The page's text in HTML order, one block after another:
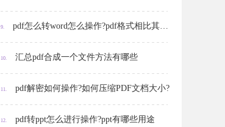
9. pdf怎么转word怎么操作?pdf格式相比其他格式有什么优势?
10. 汇总pdf合成一个文件方法有哪些
11. pdf解密如何操作?如何压缩PDF文档大小?
12. pdf转ppt怎么进行操作?ppt有哪些用途